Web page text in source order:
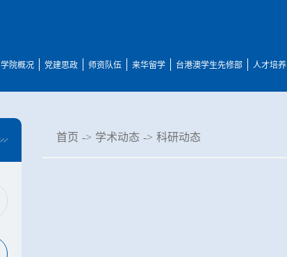
学院概况 党建思政 师资队伍 来华留学 台港澳学生先修部 人才培养
首页 -> 学术动态 -> 科研动态